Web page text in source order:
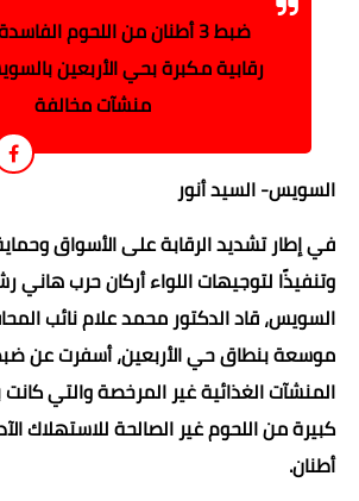
ضبط 3 أطنان من اللحوم
رقابية مكبرة بحي الأربعين
منشآت مخالفة
السويس- السيد أنور
في إطار تشديد الرقابة على الأسواق
وتنفيذًا لتوجيهات اللواء أركان حرب هاني
السويس، قاد الدكتور محمد علام نائب
موسعة بنطاق حي الأربعين، أسفرت عن
المنشآت الغذائية غير المرخصة والتي
أطنان.